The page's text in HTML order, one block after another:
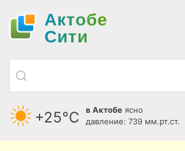
Актобе
Cити
+25°С в Актобе ясно
давление: 739 мм.рт.ст.